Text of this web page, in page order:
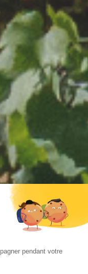
pendant votre